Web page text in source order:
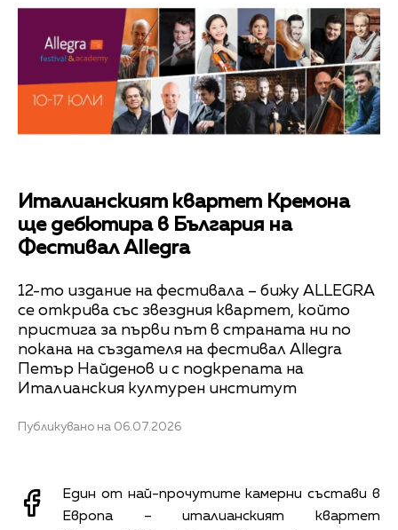
Италианският квартет Кремона
ще дебютира в България на
Фестивал Allegra
12-то издание на фестивала – бижу ALLEGRA
се открива със звездния квартет, който
пристига за първи път в страната ни по
покана на създателя на фестивал Allegra
Петър Найденов и с подкрепата на
Италианския културен институт
Публикувано на 06.07.2026
Един от най-прочутите камерни състави в
Европа – италианският квартет